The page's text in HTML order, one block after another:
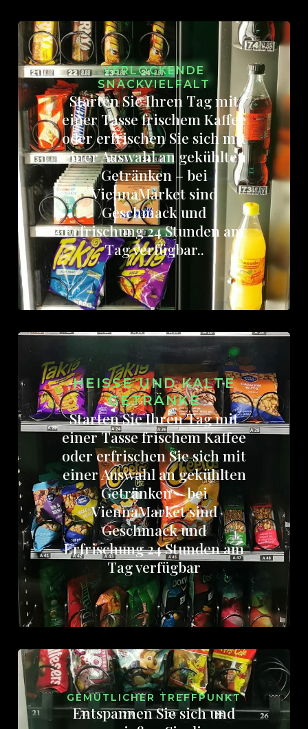
VERLOCKENDE
SNACKVIELFALT
Starten Sie Ihren Tag mit
einer Tasse frischem Kaffee
oder erfrischen Sie sich mit
einer Auswahl an gekühlten
Getränken – bei
ViennaMarket sind
Geschmack und
Erfrischung 24 Stunden am
Tag verfügbar..
HEISSE UND KALTE G
ETRÄNKE
Starten Sie Ihren Tag mit
einer Tasse frischem Kaffee
oder erfrischen Sie sich mit
einer Auswahl an gekühlten
Getränken – bei
ViennaMarket sind
Geschmack und
Erfrischung 24 Stunden am
Tag verfügbar
GEMÜTLICHER TREFFPUNKT
Entspannen Sie sich und